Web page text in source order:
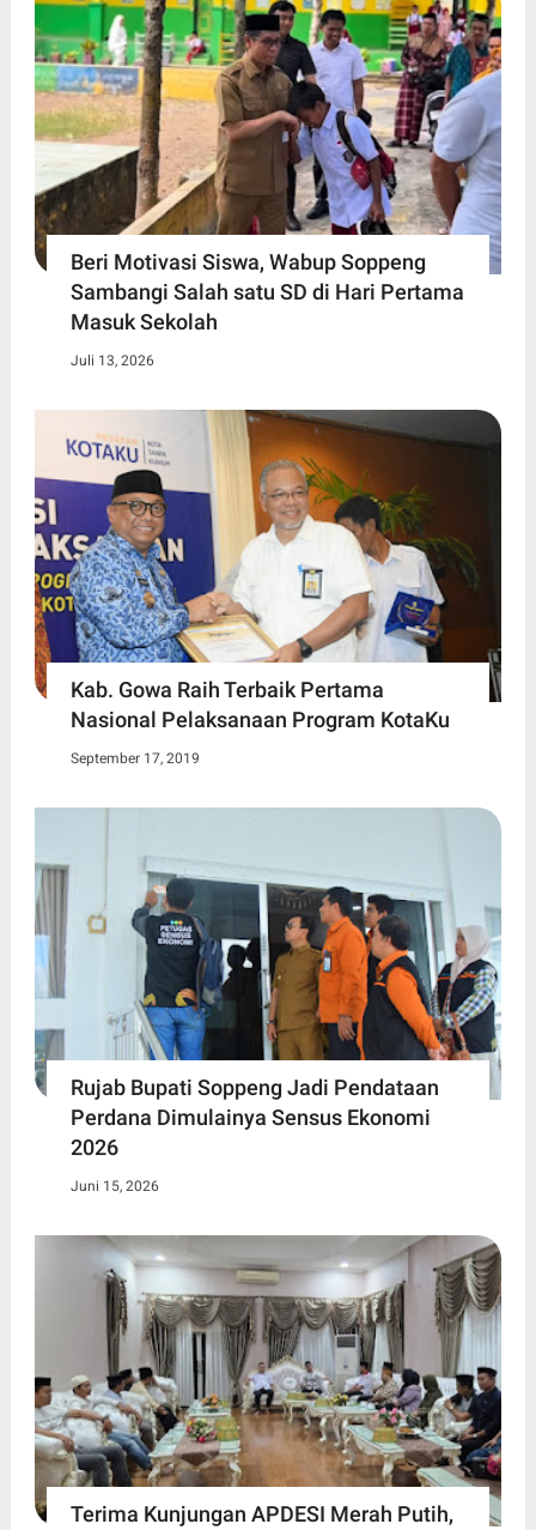
Beri Motivasi Siswa, Wabup Soppeng
Sambangi Salah satu SD di Hari Pertama
Masuk Sekolah
Juli 13, 2026
Kab. Gowa Raih Terbaik Pertama
Nasional Pelaksanaan Program KotaKu
September 17, 2019
Rujab Bupati Soppeng Jadi Pendataan
Perdana Dimulainya Sensus Ekonomi
2026
Juni 15, 2026
Terima Kunjungan APDESI Merah Putih,